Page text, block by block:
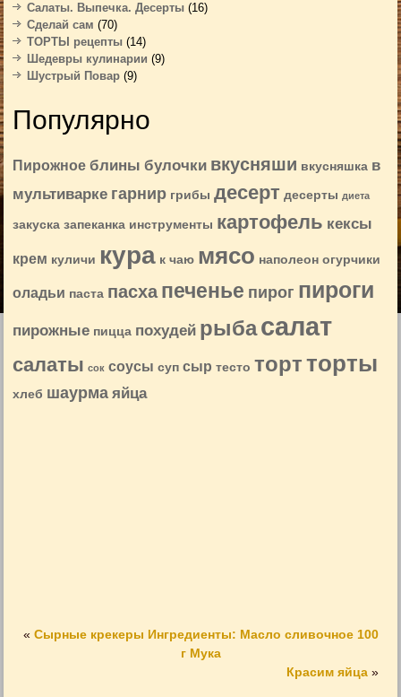
Салаты. Выпечка. Десерты (16)
Сделай сам (70)
ТОРТЫ рецепты (14)
Шедевры кулинарии (9)
Шустрый Повар (9)
Популярно
Пирожное блины булочки вкусняши вкусняшка в
мультиварке гарнир грибы десерт десерты диета
закуска запеканка инструменты картофель кексы
крем куличи кура к чаю мясо наполеон огурчики
оладьи паста пасха печенье пирог пироги
пирожные пицца похудей рыбасалат
салаты сок соусы суп сыр тесто торт торты
хлеб шаурма яйца
« Сырные крекеры Ингредиенты: Масло сливочное 100
г Мука
Красим яйца»